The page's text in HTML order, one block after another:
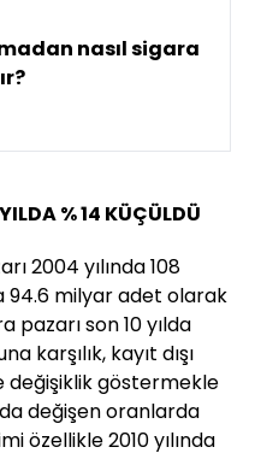
nasıl sigara
% 14 KÜÇÜLDÜ
2004 yılında 108
94.6 milyar adet olarak
pazarı son 10 yılda
karşılık, kayıt dışı
değişiklik göstermekle
değişen oranlarda
özellikle 2010 yılında